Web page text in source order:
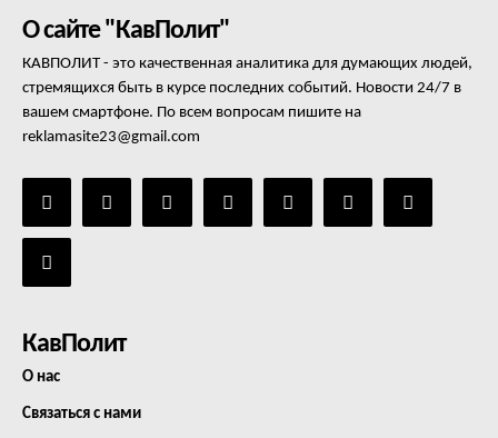
О сайте "КавПолит"
КАВПОЛИТ - это качественная аналитика для думающих людей,
стремящихся быть в курсе последних событий. Новости 24/7 в
вашем смартфоне. По всем вопросам пишите на
reklamasite23@gmail.com
КавПолит
О нас
Связаться с нами